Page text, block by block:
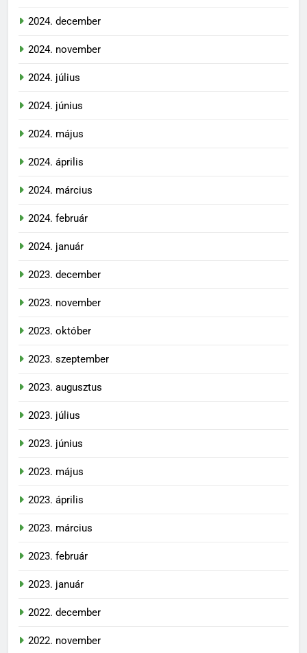
2024. december
2024. november
2024. július
2024. június
2024. május
2024. április
2024. március
2024. február
2024. január
2023. december
2023. november
2023. október
2023. szeptember
2023. augusztus
2023. július
2023. június
2023. május
2023. április
2023. március
2023. február
2023. január
2022. december
2022. november